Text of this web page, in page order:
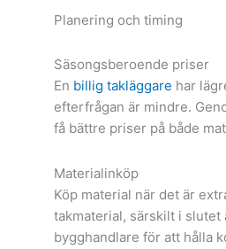
Planering och timing
Säsongsberoende priser
En billig takläggare har
efterfrågan är mindre.
få bättre priser på både
Materialinköp
Köp material när det är
takmaterial, särskilt i slutet
bygghandlare för att hålla